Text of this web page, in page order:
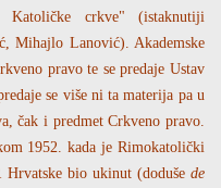
crkve" (istaknutiji
Mihajlo Lanović). Akademske
pravo te se predaje Ustav
se više ni ta materija pa u
čak i predmet Crkveno pravo.
1952. kada je Rimokatolički
bio ukinut (doduše de